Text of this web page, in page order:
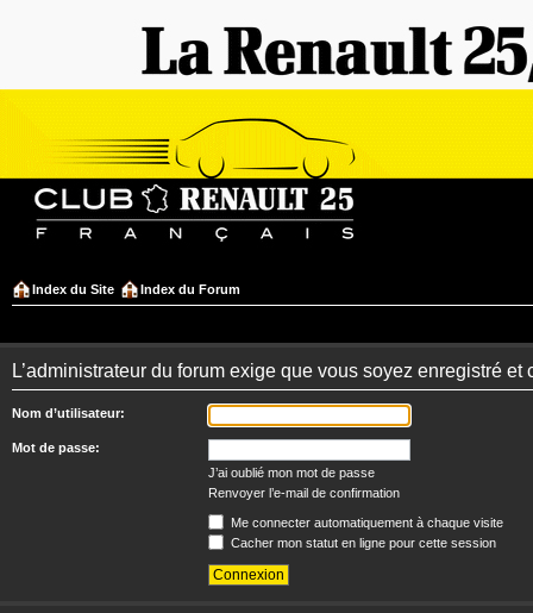
Index du Site Index du Forum
L’administrateur du forum exige que vous soyez enregistré
Nom d’utilisateur:
Mot de passe:
J’ai oublié mon mot de passe
Renvoyer l’e-mail de confirmation
Me connecter automatiquement à chaque visite
Cacher mon statut en ligne pour cette session